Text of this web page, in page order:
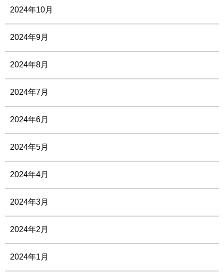
2024年10月
2024年9月
2024年8月
2024年7月
2024年6月
2024年5月
2024年4月
2024年3月
2024年2月
2024年1月